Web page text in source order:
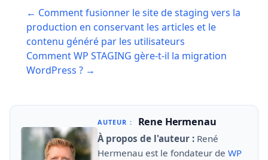
navigation
← Comment fusionner le site de staging vers la
production en conservant les articles et le
contenu généré par les utilisateurs
Comment WP STAGING gère-t-il la migration
WordPress ? →
AUTEUR : Rene Hermenau
À propos de l'auteur : René
Hermenau est le fondateur de WP